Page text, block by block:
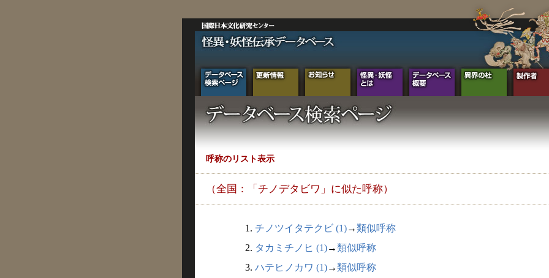
呼称のリスト表示
（全国：「チノデタビワ」に似た呼称）
1. チノツイタテクビ (1)→類似呼称
2. タカミチノヒ (1)→類似呼称
3. ハテヒノカワ (1)→類似呼称